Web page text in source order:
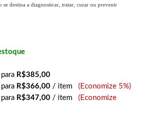
se destina a diagnosticar, tratar, curar ou prevenir
R$385,00
R$366,00 / item (Economize 5%)
R$347,00 / item (Economize